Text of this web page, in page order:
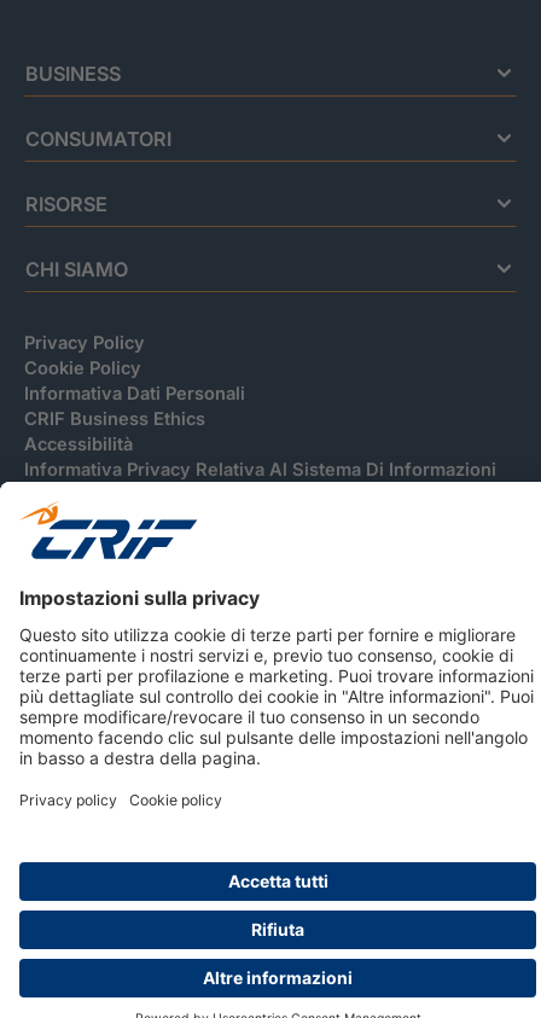
BUSINESS
CONSUMATORI
RISORSE
CHI SIAMO
Privacy Policy
Cookie Policy
Informativa Dati Personali
CRIF Business Ethics
Accessibilità
Informativa Privacy Relativa Al Sistema Di Informazioni
© 2026 CRIF S.p.A. Tutti i diritti riservati.
Via della Beverara, 21 / 40131 Bologna / Italy Cap. Soc.
sottoscritto € 51.941.235,00 di cui versato € 51.806.190,00 |
R.E.A. n° 410952 | Reg. Impr. Bo, C.F. e P.IVA 02083271201
Società soggetta all'attività di direzione e coordinamento di
CRIBIS Holding S.r.l., Società con unico socio
ISO 45001, ISO/IEC 27001, ISO14001